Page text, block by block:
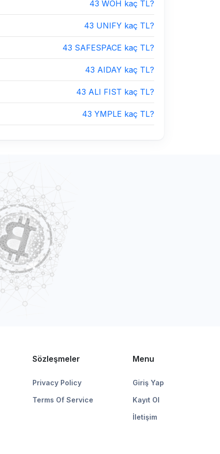
43 WOH kaç TL?
43 UNIFY kaç TL?
43 SAFESPACE kaç TL?
43 AIDAY kaç TL?
43 ALI FIST kaç TL?
43 YMPLE kaç TL?
Sözleşmeler
Privacy Policy
Terms Of Service
Menu
Giriş Yap
Kayıt Ol
İletişim